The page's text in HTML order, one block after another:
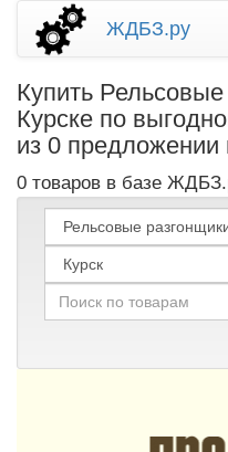
ЖДБЗ.ру
Купить
Курске по
из 0
0 товаров в базе